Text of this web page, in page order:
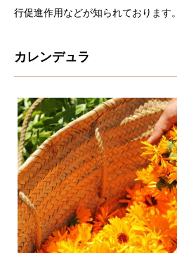
行促進作用などが知られております。
カレンデュラ